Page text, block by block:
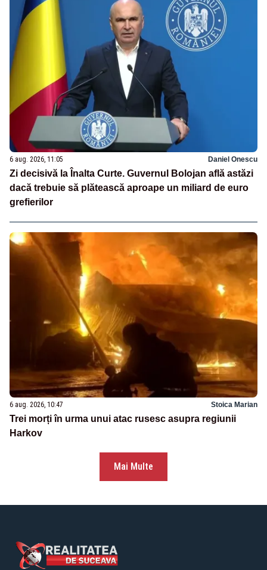
6 aug. 2026, 11:05 Daniel Onescu
Zi decisivă la Înalta Curte. Guvernul Bolojan află astăzi
dacă trebuie să plătească aproape un miliard de euro
grefierilor
6 aug. 2026, 10:47 Stoica Marian
Trei morți în urma unui atac rusesc asupra regiunii
Harkov
Mai Multe